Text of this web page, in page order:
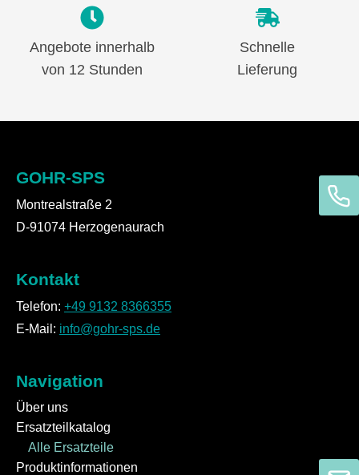
Angebote innerhalb
von 12 Stunden
Schnelle
Lieferung
GOHR-SPS
Montrealstraße 2
D-91074 Herzogenaurach
Kontakt
Telefon: +49 9132 8366355
E-Mail: info@gohr-sps.de
Navigation
Über uns
Ersatzteilkatalog
Alle Ersatzteile
Produktinformationen